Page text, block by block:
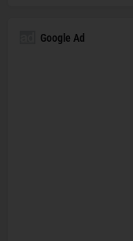
Google Ad